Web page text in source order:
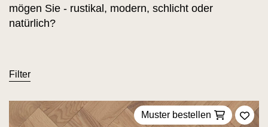
mögen Sie - rustikal, modern, schlicht oder
natürlich?
Filter
Muster bestellen
Zu